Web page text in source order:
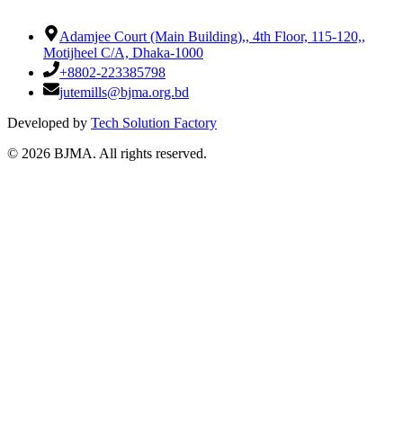
Adamjee Court (Main Building),, 4th Floor, 115-120,,
Motijheel C/A, Dhaka-1000
+8802-223385798
jutemills@bjma.org.bd
Developed by Tech Solution Factory
© 2026 BJMA. All rights reserved.